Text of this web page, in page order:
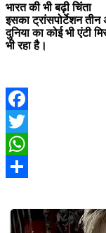
भारत की भी बढ़ी चिंता
इसका ट्रांसपोर्टेशन
दुनिया का कोई भी एंटी
भी रहा है।
Facebook
Twitter
WhatsApp